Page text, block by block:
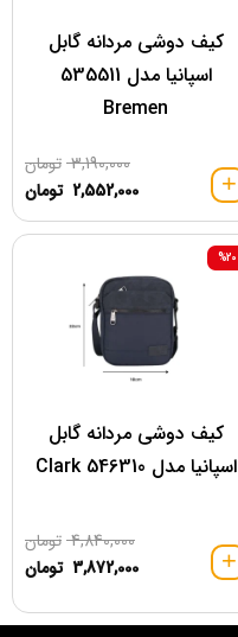
کیف دوشی مردانه گابل
اسپانیا مدل 535511
Bremen
3,190,000 تومان
2,552,000 تومان
کیف دوشی مردانه گابل
اسپانیا مدل Clark 546310
%20
4,840,000 تومان
3,872,000 تومان